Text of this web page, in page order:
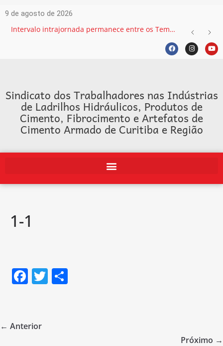
9 de agosto de 2026
Intervalo intrajornada permanece entre os Temas mais recorrentes na Justiça do Trabalho e exige atenção das empresas
Sindicato dos Trabalhadores nas Indústrias
de Ladrilhos Hidráulicos, Produtos de
Cimento, Fibrocimento e Artefatos de
Cimento Armado de Curitiba e Região
1-1
F
e
T
← Anterior
Próximo →